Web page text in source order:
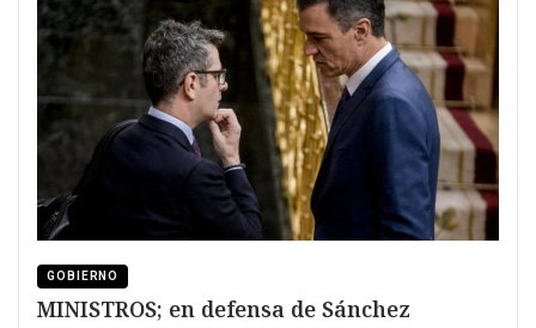
GOBIERNO
MINISTROS; en defensa de Sánchez